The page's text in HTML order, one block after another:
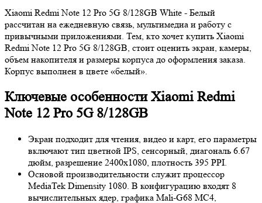
Xiaomi Redmi Note 12 Pro 5G 8/128GB White - Белый
рассчитан на ежедневную связь, мультимедиа и работу с
привычными приложениями. Тем, кто хочет купить Xiaomi
Redmi Note 12 Pro 5G 8/128GB, стоит оценить экран, камеры,
объем накопителя и размеры корпуса до оформления заказа.
Корпус выполнен в цвете «белый».
Ключевые особенности Xiaomi Redmi
Note 12 Pro 5G 8/128GB
Экран подходит для чтения, видео и карт, его параметры
включают тип цветной IPS, сенсорный, диагональ 6.67
дюйм, разрешение 2400x1080, плотность 395 PPI.
Основой производительности служит процессор
MediaTek Dimensity 1080. В конфигурацию входят 8
вычислительных ядер, графика Mali-G68 MC4,